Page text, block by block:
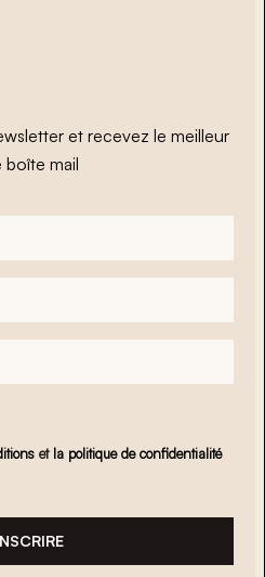
et recevez le meilleur
mail
et la politique de confidentialité